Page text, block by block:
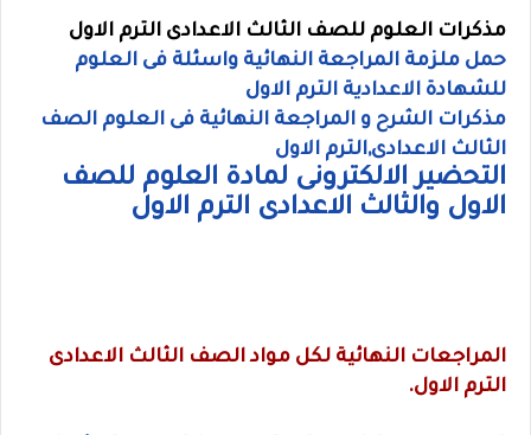
مذكرات العلوم للصف الثالث الاعدادى الترم الاول
حمل ملزمة المراجعة النهائية واسئلة فى العلوم
للشهادة الاعدادية الترم الاول
مذكرات الشرح و المراجعة النهائية فى العلوم الصف
الثالث الاعدادى,الترم الاول
التحضير الالكترونى لمادة العلوم للصف
الاول والثالث الاعدادى الترم الاول
المراجعات النهائية لكل مواد الصف الثالث الاعدادى
الترم الاول.